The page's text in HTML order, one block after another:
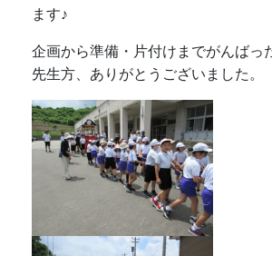
ます♪
企画から準備・片付けまでがんばっ
先生方、ありがとうございました。